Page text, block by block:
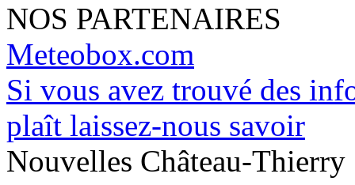
NOS PARTENAIRES
Meteobox.com
Si vous avez trouvé des
plaît laissez-nous savoir
Nouvelles Château-Thierry